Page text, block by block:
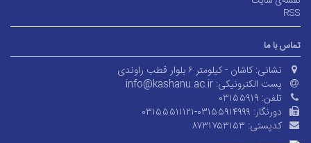
RSS
تماس با ما
نشانی: کاشان - کیلومتر ۶ بلوار قطب راوندی
پست الکترونیکی: info@kashanu.ac.ir
تلفن: ۰۳۱۵۵۹۱۹
دورنگار: ۰۳۱۵۵۵۱۱۱۲۱-۰۳۱۵۵۹۱۴۹۹۹
کدپستی: ۸۷۳۱۷۵۳۱۵۳